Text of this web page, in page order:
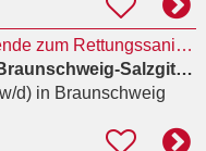
1-045/26 | Auszubildende zum Rettungssanitäter (m/w/d)
DRK Kreisverband Braunschweig-Salzgitter e.V.
d)in Braunschweig